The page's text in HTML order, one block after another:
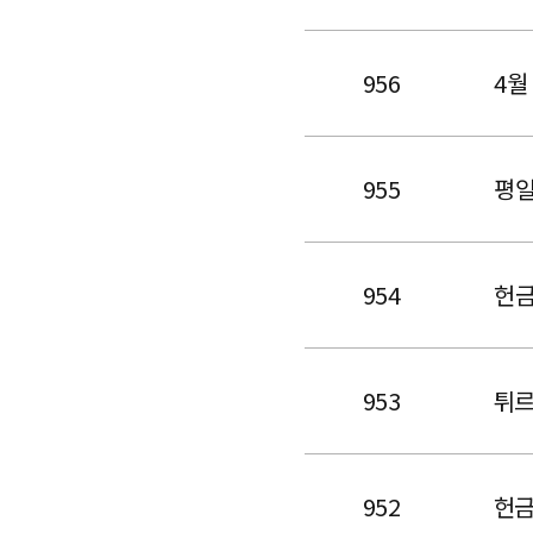
956 4
955 평
954 헌
953 튀
952 헌